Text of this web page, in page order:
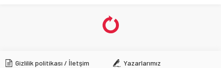
Gizlilik politikası / İletşim Yazarlarımız